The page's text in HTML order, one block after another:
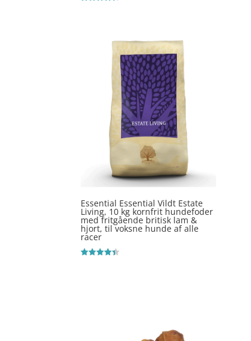
Essential Essential Vildt Estate
Living, 10 kg kornfrit hundefoder
med fritgående britisk lam &
hjort, til voksne hunde af alle
racer